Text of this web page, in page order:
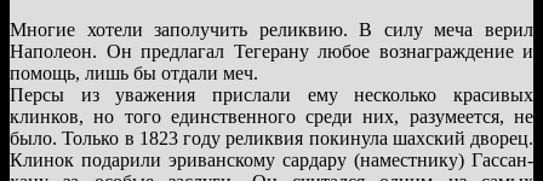
Многие хотели заполучить реликвию. В силу меча верил
Наполеон. Он предлагал Тегерану любое вознаграждение и
помощь, лишь бы отдали меч.
Персы из уважения прислали ему несколько красивых
клинков, но того единственного среди них, разумеется, не
было. Только в 1823 году реликвия покинула шахский дворец.
Клинок подарили эриванскому сардару (наместнику) Гассан-